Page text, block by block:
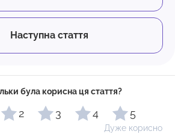
Наступна стаття
була корисна ця стаття?
2 3 4 5
Дуже корисно